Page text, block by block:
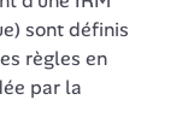
sont définis
règles en
par la